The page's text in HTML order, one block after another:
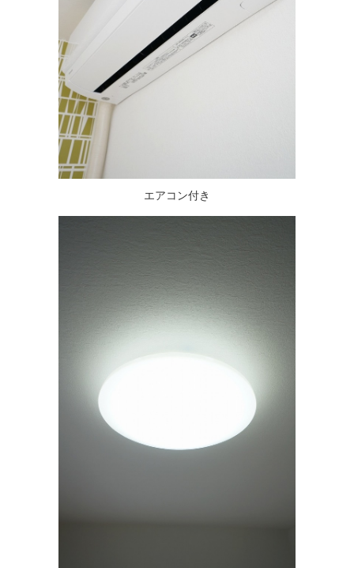
エアコン付き